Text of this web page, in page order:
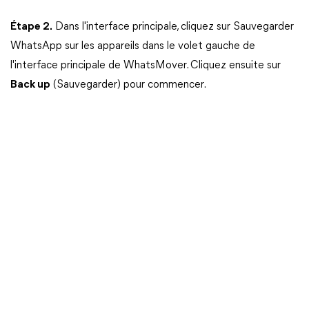
Étape 2. Dans l'interface principale, cliquez sur Sauvegarder
WhatsApp sur les appareils dans le volet gauche de
l'interface principale de WhatsMover. Cliquez ensuite sur
Back up (Sauvegarder) pour commencer.